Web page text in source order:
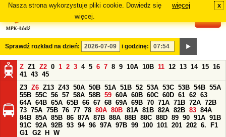
Nasza strona wykorzystuje pliki cookie. Dowiedz się
więcej.
więcej x
Sprawdź rozkład na dzień: i godzinę:
Z Z1 Z2 0 1 2 3 4 5 6 7 8 9 10A 10B 11 12 13 14 15 16
41 43 45
Z3 Z6 Z13 Z43 50A 50B 51A 51B 52 53A 53C 53B 54B 55A
55B 55C 56 57 58A 58B 59 60A 60B 60C 60D 61 62 63
64A 64B 65A 65B 66 67 68 69A 69B 70 71A 71B 72A 72B
73 75A 75B 76 77 78 80A 80B 81A 81B 82A 82B 83 84A
84B 85A 85B 86 87A 87B 88A 88B 88C 88D 89 90 91A 91B
91C 92A 92B 93 94 96 97A 97B 99 100 101 201 202 6.
F1
G1 G2 H
W